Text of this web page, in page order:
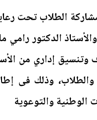
الطلاب تحت
الدكتور رامي
وتنسيق إداري من
والطلاب، وذلك
الوطنية والتوعوية